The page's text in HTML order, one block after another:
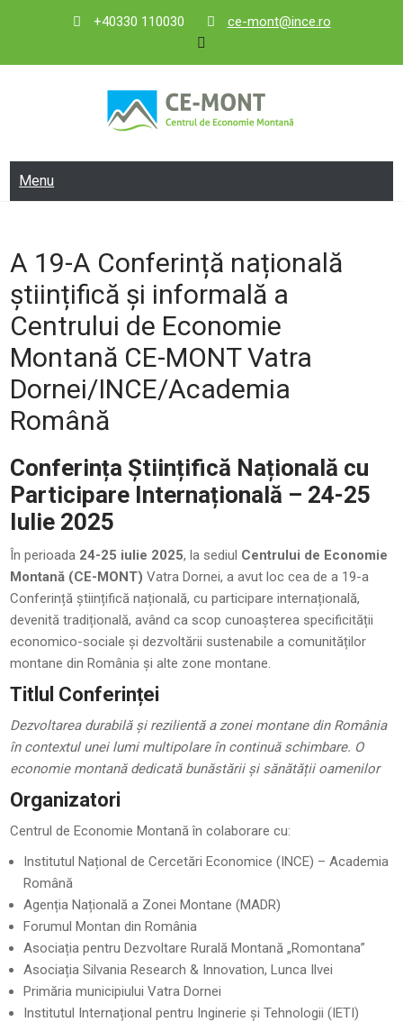
+40330 110030 ce-mont@ince.ro
CE-MONT
Menu
A 19-A Conferință națională
științifică și informală a
Centrului de Economie
Montană CE-MONT Vatra
Dornei/INCE/Academia
Română
Conferința Științifică Națională cu
Participare Internațională – 24-25
Iulie 2025
În perioada 24-25 iulie 2025, la sediul Centrului de Economie
Montană (CE-MONT) Vatra Dornei, a avut loc cea de a 19-a
Conferință științifică națională, cu participare internațională,
devenită tradițională, având ca scop cunoașterea specificității
economico-sociale și dezvoltării sustenabile a comunităților
montane din România și alte zone montane.
Titlul Conferinței
Dezvoltarea durabilă și rezilientă a zonei montane din România
în contextul unei lumi multipolare în continuă schimbare. O
economie montană dedicată bunăstării și sănătății oamenilor
Organizatori
Centrul de Economie Montană în colaborare cu:
Institutul Național de Cercetări Economice (INCE) – Academia
Română
Agenția Națională a Zonei Montane (MADR)
Forumul Montan din România
Asociația pentru Dezvoltare Rurală Montană „Romontana”
Asociația Silvania Research & Innovation, Lunca Ilvei
Primăria municipiului Vatra Dornei
Institutul Internațional pentru Inginerie și Tehnologii (IETI)